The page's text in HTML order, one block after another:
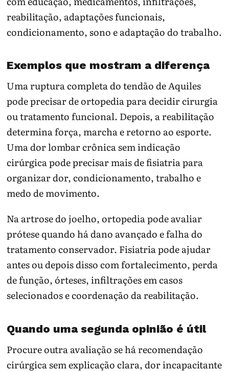
reabilitação, adaptações funcionais,
condicionamento, sono e adaptação do trabalho.
Exemplos que mostram a diferença
Uma ruptura completa do tendão de Aquiles
pode precisar de ortopedia para decidir cirurgia
ou tratamento funcional. Depois, a reabilitação
determina força, marcha e retorno ao esporte.
Uma dor lombar crônica sem indicação
cirúrgica pode precisar mais de fisiatria para
organizar dor, condicionamento, trabalho e
medo de movimento.
Na artrose do joelho, ortopedia pode avaliar
prótese quando há dano avançado e falha do
tratamento conservador. Fisiatria pode ajudar
antes ou depois disso com fortalecimento, perda
de função, órteses, infiltrações em casos
selecionados e coordenação da reabilitação.
Quando uma segunda opinião é útil
Procure outra avaliação se há recomendação
cirúrgica sem explicação clara, dor incapacitante